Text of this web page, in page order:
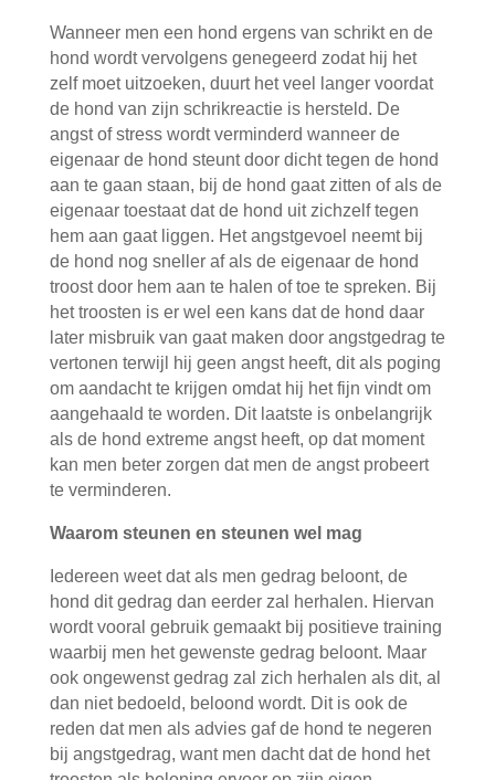
Wanneer men een hond ergens van schrikt en de
hond wordt vervolgens genegeerd zodat hij het
zelf moet uitzoeken, duurt het veel langer voordat
de hond van zijn schrikreactie is hersteld. De
angst of stress wordt verminderd wanneer de
eigenaar de hond steunt door dicht tegen de hond
aan te gaan staan, bij de hond gaat zitten of als de
eigenaar toestaat dat de hond uit zichzelf tegen
hem aan gaat liggen. Het angstgevoel neemt bij
de hond nog sneller af als de eigenaar de hond
troost door hem aan te halen of toe te spreken. Bij
het troosten is er wel een kans dat de hond daar
later misbruik van gaat maken door angstgedrag te
vertonen terwijl hij geen angst heeft, dit als poging
om aandacht te krijgen omdat hij het fijn vindt om
aangehaald te worden. Dit laatste is onbelangrijk
als de hond extreme angst heeft, op dat moment
kan men beter zorgen dat men de angst probeert
te verminderen.
Waarom steunen en steunen wel mag
Iedereen weet dat als men gedrag beloont, de
hond dit gedrag dan eerder zal herhalen. Hiervan
wordt vooral gebruik gemaakt bij positieve training
waarbij men het gewenste gedrag beloont. Maar
ook ongewenst gedrag zal zich herhalen als dit, al
dan niet bedoeld, beloond wordt. Dit is ook de
reden dat men als advies gaf de hond te negeren
bij angstgedrag, want men dacht dat de hond het